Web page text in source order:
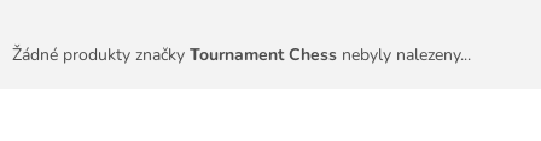
Žádné produkty značky Tournament Chess nebyly nalezeny...